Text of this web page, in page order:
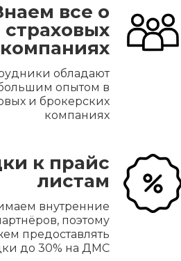
все о
страховых
компаниях
обладают
опытом в
и брокерских
компаниях
к прайс
листам
внутренние
поэтому
предоставлять
до 30% на ДМС